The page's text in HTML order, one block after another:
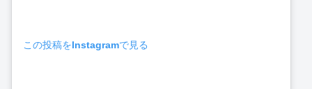
この投稿をInstagramで見る